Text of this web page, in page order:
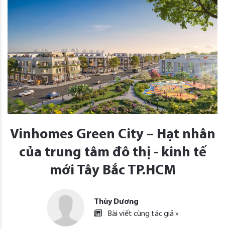
Vinhomes Green City – Hạt nhân
của trung tâm đô thị - kinh tế
mới Tây Bắc TP.HCM
Thùy Dương
Bài viết cùng tác giả »